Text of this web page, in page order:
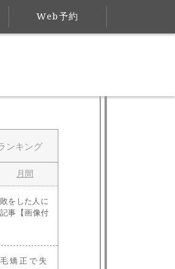
Web予約
ンキング
月間
をした人に
事【画像付
矯正で失